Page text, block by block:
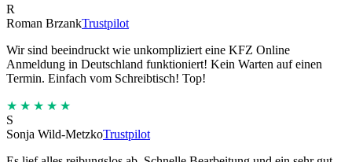
R
Roman BrzankTrustpilot
Wir sind beeindruckt wie unkompliziert eine KFZ Online
Anmeldung in Deutschland funktioniert! Kein Warten auf einen
Termin. Einfach vom Schreibtisch! Top!
★★★★★
S
Sonja Wild-MetzkoTrustpilot